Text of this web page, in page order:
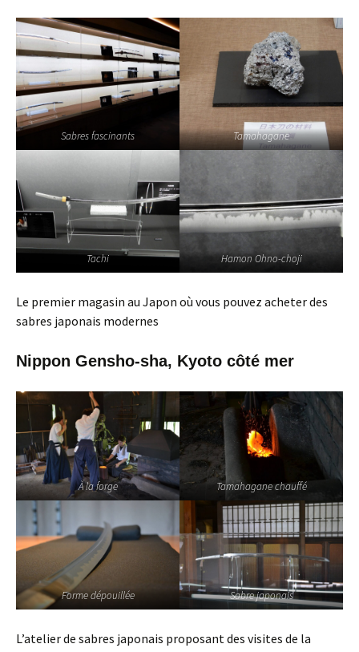
Sabres fascinants Tamahagane
Tachi Hamon Ohno-choji
Le premier magasin au Japon où vous pouvez acheter des
sabres japonais modernes
Nippon Gensho-sha, Kyoto côté mer
À la forge Tamahagane chauffé
Forme dépouillée Sabre japonais
L’atelier de sabres japonais proposant des visites de la